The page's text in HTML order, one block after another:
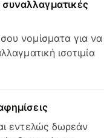
νομίσματα για να
ισοτιμία
εντελώς δωρεάν